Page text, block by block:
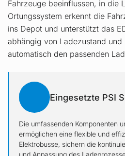
Fahrzeuge beeinflussen, in die
Ortungssystem erkennt die
ins Depot und unterstützt das
abhängig von Ladezustand und
automatisch den passenden
Eingesetzte PSI
Die umfassenden Komponenten
ermöglichen eine flexible und
Elektrobusse, sichern die
und Anpassung des